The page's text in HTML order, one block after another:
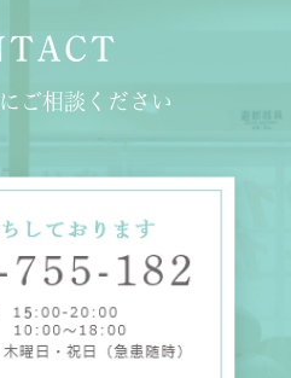
ご相談ください